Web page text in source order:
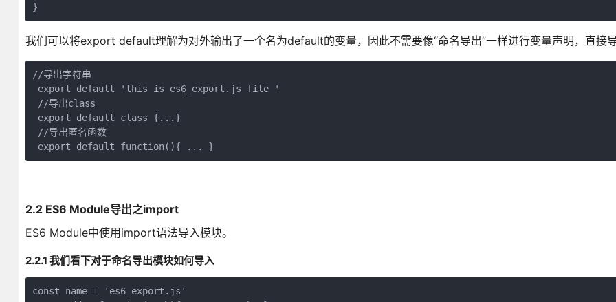
}
我们可以将export default理解为对外输出了一个名为default的变量，因此不需要像“命名导出”一样进行变量声明，直接导
//导出字符串
export default 'this is es6_export.js file '
//导出class
export default class {...}
//导出匿名函数
export default function(){ ... }
2.2 ES6 Module导出之import
ES6 Module中使用import语法导入模块。
2.2.1 我们看下对于命名导出模块如何导入
const name = 'es6_export.js'